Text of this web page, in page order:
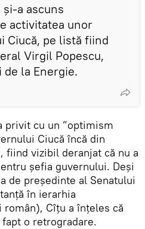
a ascuns
activitatea unor
Ciucă, pe listă fiind
Virgil Popescu,
la Energie.
privit cu un ”optimism
Ciucă încă din
fiind vizibil deranjat că nu a
șefia guvernului. Deși
de președinte al Senatului
în ierarhia
Cîțu a înțeles că
o retrogradare.